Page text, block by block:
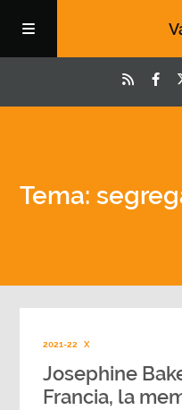
Tema:
2021-22 X
Josephine
Francia, la